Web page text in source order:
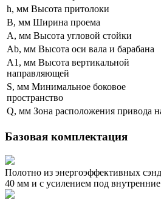
h, мм Высота притолоки
B, мм Ширина проема
A, мм Высота угловой стойки
Ab, мм Высота оси вала и барабана
A1, мм Высота вертикальной
направляющей
S, мм Минимальное боковое
пространство
Q, мм Зона расположения привода
Базовая комплектация
Полотно из энергоэффективных
40 мм и с усилением под